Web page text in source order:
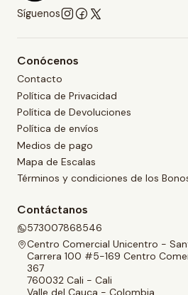
Síguenos
Conócenos
Contacto
Política de Privacidad
Política de Devoluciones
Política de envíos
Medios de pago
Mapa de Escalas
Términos y condiciones de los
Contáctanos
573007868546
Centro Comercial Unicentro -
Carrera 100 #5-169 Centro
367
760032 Cali - Cali
Valle del Cauca - Colombia